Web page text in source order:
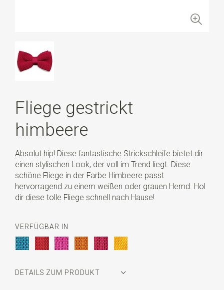
Fliege gestrickt
himbeere
Absolut hip! Diese fantastische Strickschleife bietet dir
einen stylischen Look, der voll im Trend liegt. Diese
schöne Fliege in der Farbe Himbeere passt
hervorragend zu einem weißen oder grauen Hemd. Hol
dir diese tolle Fliege schnell nach Hause!
VERFÜGBAR IN
DETAILS ZUM PRODUKT